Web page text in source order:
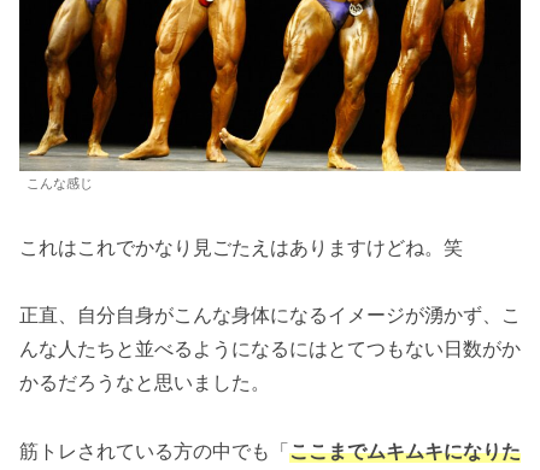
こんな感じ
これはこれでかなり見ごたえはありますけどね。笑
正直、自分自身がこんな身体になるイメージが湧かず、こ
んな人たちと並べるようになるにはとてつもない日数がか
かるだろうなと思いました。
筋トレされている方の中でも「ここまでムキムキになりた